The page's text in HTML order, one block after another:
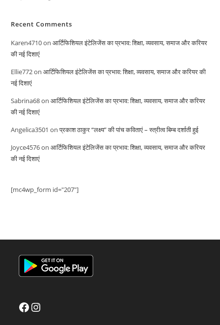
Recent Comments
Karen4710onआर्टिफिशियल इंटेलिजेंस का प्रभाव: शिक्षा, व्यवसाय, समाज और करियर
की नई दिशाएं
Ellie772onआर्टिफिशियल इंटेलिजेंस का प्रभाव: शिक्षा, व्यवसाय, समाज और करियर की
नई दिशाएं
Sabrina68onआर्टिफिशियल इंटेलिजेंस का प्रभाव: शिक्षा, व्यवसाय, समाज और करियर
की नई दिशाएं
Angelica3501 onप्रकाश ठाकुर “लक्ष्य” की पांच कविताएं – स्त्रीत्व बिम्ब दर्शाती हुई
Joyce4576onआर्टिफिशियल इंटेलिजेंस का प्रभाव: शिक्षा, व्यवसाय, समाज और करियर
की नई दिशाएं
[mc4wp_form id="207"]
FacebookInstagram